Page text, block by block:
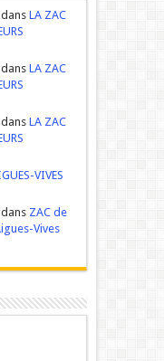
dans LA ZAC
dans LA ZAC
dans LA ZAC
VIVES
dans ZAC de
Vives